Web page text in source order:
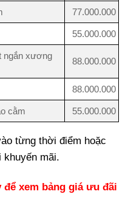
77.000.000
55.000.000
ngắn xương
88.000.000
88.000.000
cằm 55.000.000
từng thời điểm hoặc
mãi.
xem bảng giá ưu đãi